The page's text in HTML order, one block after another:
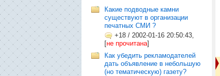
Какие подводные камни
существуют в организации
печатных СМИ ?
+18 / 2002-01-16 20:50:43,
[не прочитана]
Как убедить рекламодателей
дать объявление в небольшую
(но тематическую) газету?